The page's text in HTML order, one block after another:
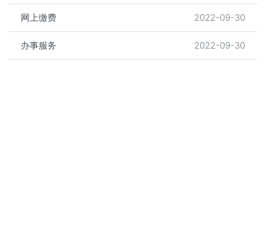
网上缴费 2022-09-30
办事服务 2022-09-30